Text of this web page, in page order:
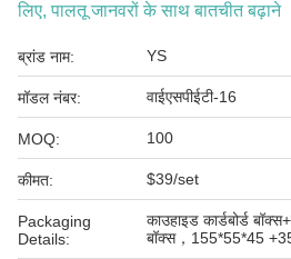
लिए, पालतू जानवरों के साथ बातचीत बढ़ाने
ब्रांड नाम: YS
मॉडल नंबर: वाईएसपीईटी-16
MOQ: 100
कीमत: $39/set
Packaging
Details:
काउहाइड कार्डबोर्ड
बॉक्स，155*55*45